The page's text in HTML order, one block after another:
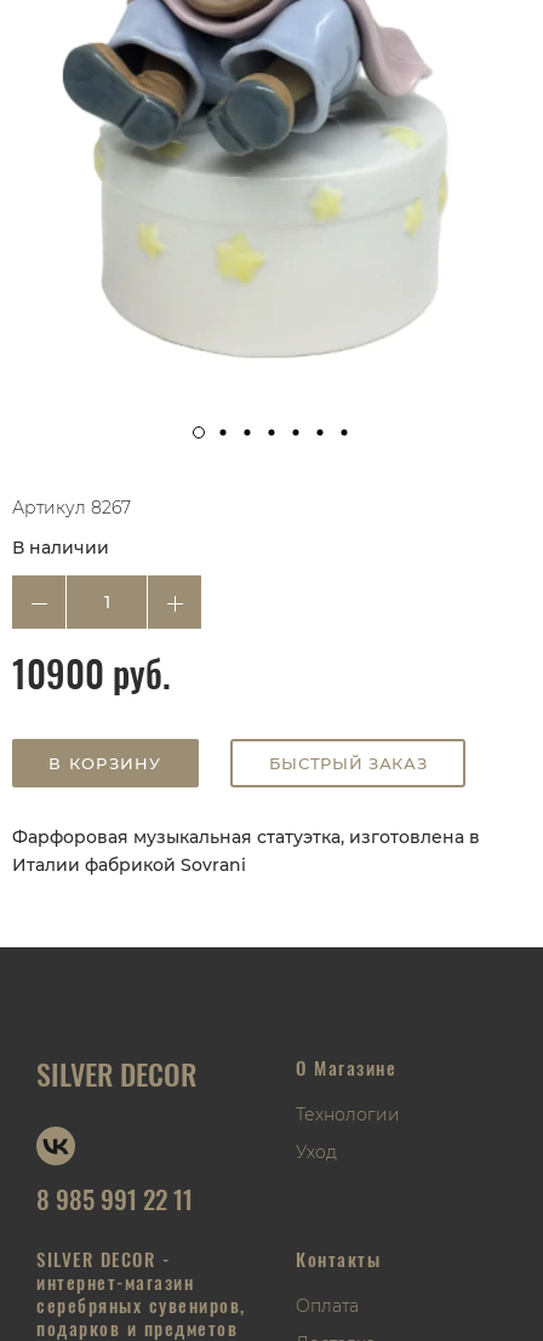
Артикул 8267
В наличии
10900 руб.
В КОРЗИНУ БЫСТРЫЙ ЗАКАЗ
Фарфоровая музыкальная статуэтка, изготовлена в
Италии фабрикой Sovrani
SILVER DECOR
8 985 991 22 11
О Магазине
Технологии
Уход
SILVER DECOR -
интернет-магазин
серебряных сувениров,
подарков и предметов
Контакты
Оплата